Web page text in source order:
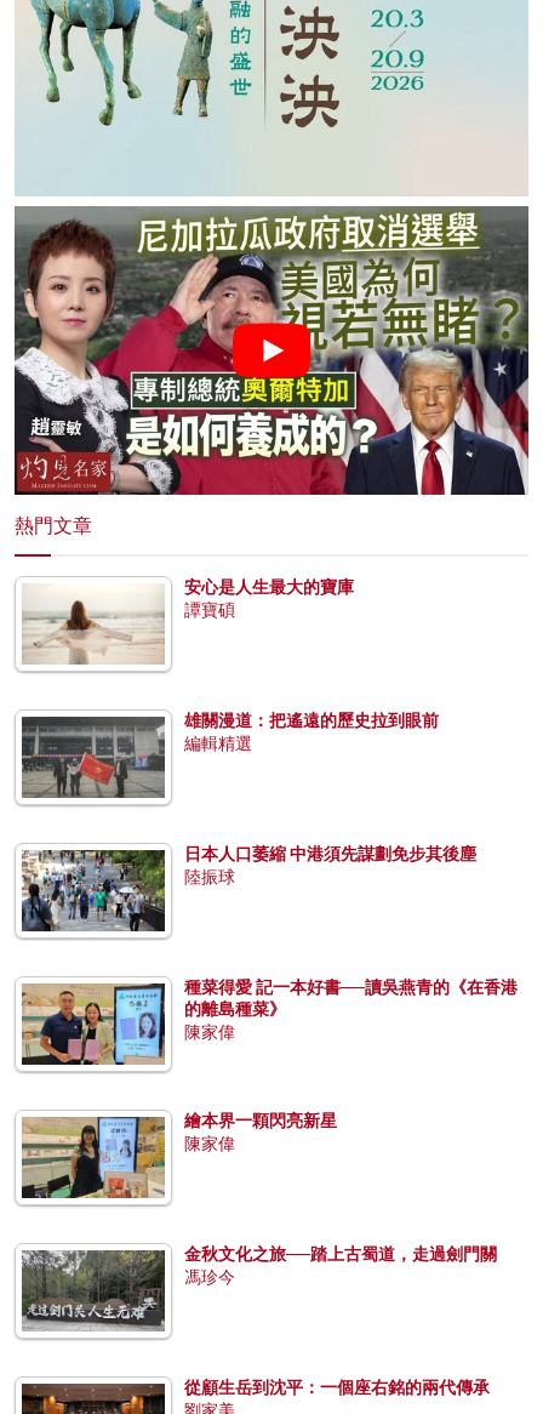
熱門文章
安心是人生最大的寶庫
譚寶碩
雄關漫道：把遙遠的歷史拉到眼前
編輯精選
日本人口萎縮 中港須先謀劃免步其後塵
陸振球
種菜得愛 記一本好書──讀吳燕青的《在香港
的離島種菜》
陳家偉
繪本界一顆閃亮新星
陳家偉
金秋文化之旅──踏上古蜀道，走過劍門關
馮珍今
從顧生岳到沈平：一個座右銘的兩代傳承